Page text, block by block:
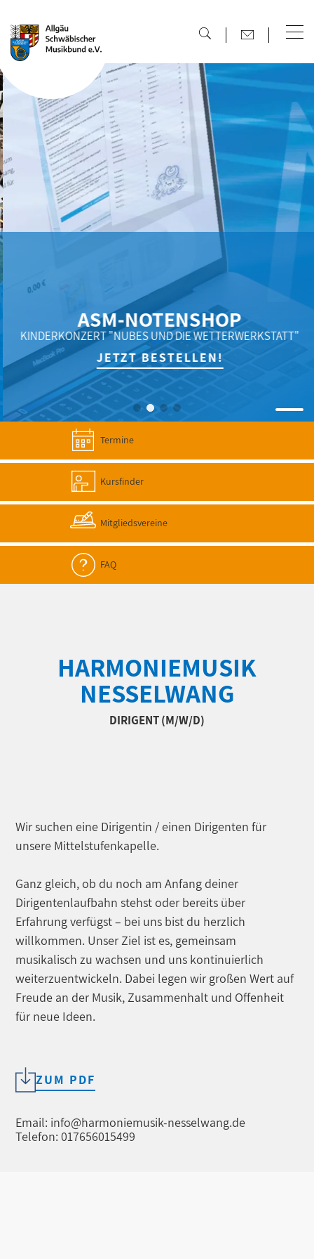
ASM-NOTENSHOP
KINDERKONZERT "NUBES UND DIE WETTERWERKSTATT"
JETZT BESTELLEN!
Termine
Kursfinder
Mitgliedsvereine
FAQ
HARMONIEMUSIK
NESSELWANG
DIRIGENT (M/W/D)
Wir suchen eine Dirigentin / einen Dirigenten für
unsere Mittelstufenkapelle.
Ganz gleich, ob du noch am Anfang deiner
Dirigentenlaufbahn stehst oder bereits über
Erfahrung verfügst – bei uns bist du herzlich
willkommen. Unser Ziel ist es, gemeinsam
musikalisch zu wachsen und uns kontinuierlich
weiterzuentwickeln. Dabei legen wir großen Wert auf
Freude an der Musik, Zusammenhalt und Offenheit
für neue Ideen.
ZUM PDF
Email: info@harmoniemusik-nesselwang.de
Telefon: 017656015499